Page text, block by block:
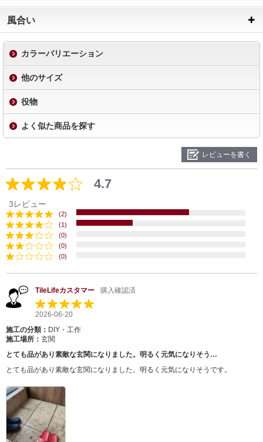
風合い
カラーバリエーション
他のサイズ
役物
よく似た商品を探す
レビューを書く
4.7
3レビュー
(2)
(1)
(0)
(0)
(0)
TileLifeカスタマー 購入確認済
2026-06-20
施工の分類： DIY・工作
施工場所： 玄関
とても品があり素敵な玄関になりました。明るく元気になりそう…
とても品があり素敵な玄関になりました。明るく元気になりそうです。